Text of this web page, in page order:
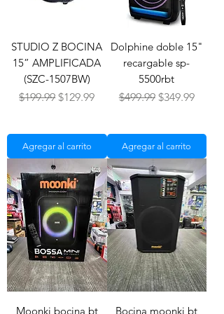
STUDIO Z BOCINA
15” AMPLIFICADA
(SZC-1507BW)
Precio
$199.99Precio de oferta
$129.99
Agregar al carrito
Dolphine doble 15"
recargable sp-
5500rbt
Precio
$499.99 Precio de
$349.99
Agregar al carrito
Moonki bocina bt
Bocina moonki bt